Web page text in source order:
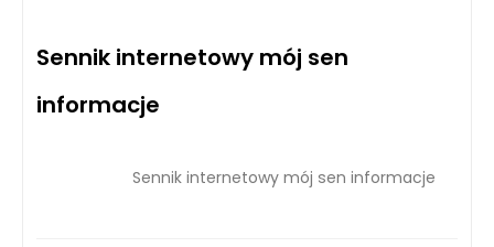
Sennik internetowy mój sen
informacje
Sennik internetowy mój sen informacje